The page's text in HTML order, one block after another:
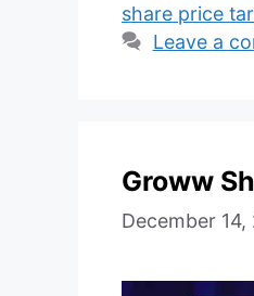
share price
Leave a
Groww
December 14,